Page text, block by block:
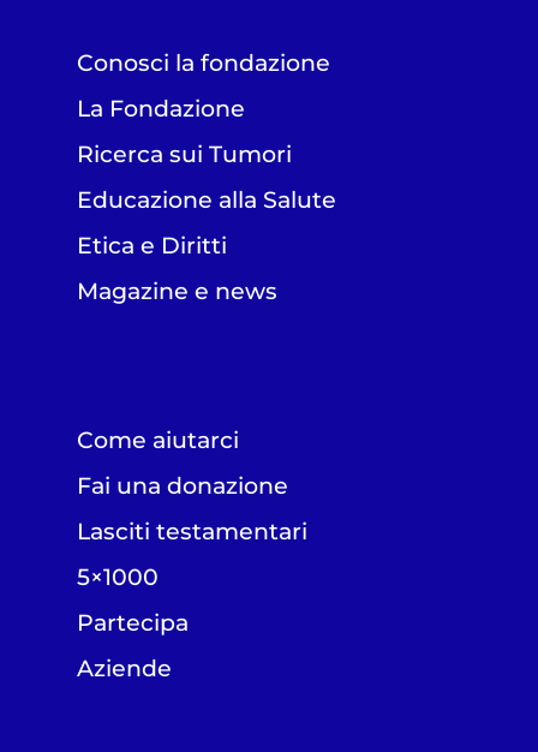
Conosci la fondazione
La Fondazione
Ricerca sui Tumori
Educazione alla Salute
Etica e Diritti
Magazine e news
Come aiutarci
Fai una donazione
Lasciti testamentari
5×1000
Partecipa
Aziende